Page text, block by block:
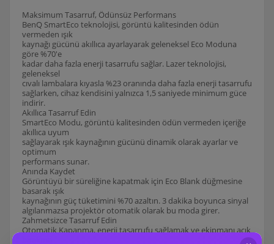
Maksimum Tasarruf, Ödünsüz Performans
BenQ SmartEco teknolojisi, görüntü kalitesinden ödün
vermeden ışık
kaynağı gücünü akıllıca ayarlayarak geleneksel Eco Moduna
göre %70'e
kadar daha fazla enerji tasarrufu sağlar. Lazer teknolojisi,
geleneksel
cıvalı lambalara kıyasla %23 oranında daha fazla enerji tasarrufu
sağlarken, cihaz kendisini yalnızca 1,5 saniyede minimum güce
indirir.
Akıllıca Tasarruf Edin
SmartEco Modu, görüntü kalitesinden ödün vermeden içeriğe
akıllıca uyum
sağlayarak ışık kaynağının gücünü dinamik olarak ayarlar ve
optimum
performans sunar.
Anında Kaydet
Görüntüyü bir süreliğine kapatmak için Eco Blank düğmesine
basarak ışık
kaynağının güç tüketimini %70 azaltın. 3 dakika boyunca sinyal
algılanmazsa projektör otomatik olarak bu moda girer.
Zahmetsizce Tasarruf Edin
Otomatik Kapanma, enerji tasarrufu sağlamak ve ekipmanı açık